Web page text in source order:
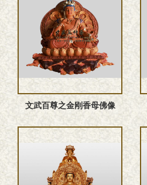
文武百尊之金刚香母佛像